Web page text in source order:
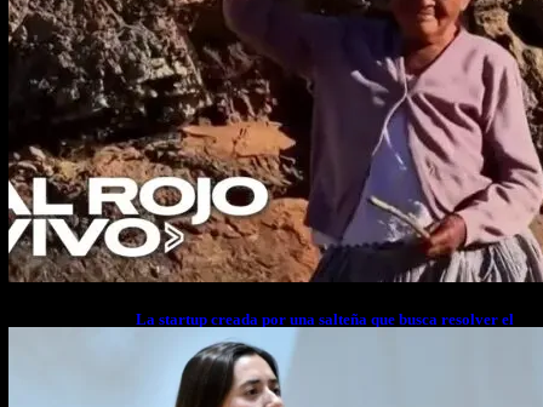
La startup creada por una salteña que busca resolver el
estrés financiero en Latinoamérica